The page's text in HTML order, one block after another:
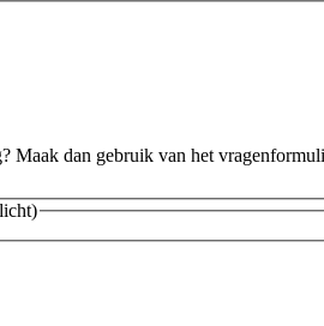
Maak dan gebruik van het